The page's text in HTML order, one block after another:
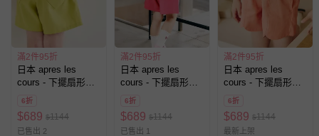
滿2件95折
日本 apres les
cours - 下擺扇形愛
心口袋俏麗短褲-素
6折
$689 $1144
已售出 2
滿2件95折
日本 apres les
cours - 下擺扇形愛
心口袋俏麗短褲-素
6折
$689 $1144
已售出 1
滿2件95折
日本 apres les
cours - 下擺扇形愛
心口袋俏麗短褲-素
6折
$689 $1144
最新上架